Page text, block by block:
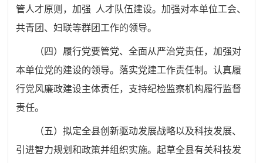
管人才原则，加强
人才队伍建设。加强对本单位工会、
共青团、妇联等群团工作的领导。
（四） 履行党要管党、全面从严治党责任，加强对
本单位党的建设的领导。落实党建工作责任制。认真履
行党风廉政建设主体责任，支持纪检监察机构履行监督
责任。
（五）拟定全县创新驱动发展战略以及科技发展、
引进智力规划和政策并组织实施。起草全县有关科技发